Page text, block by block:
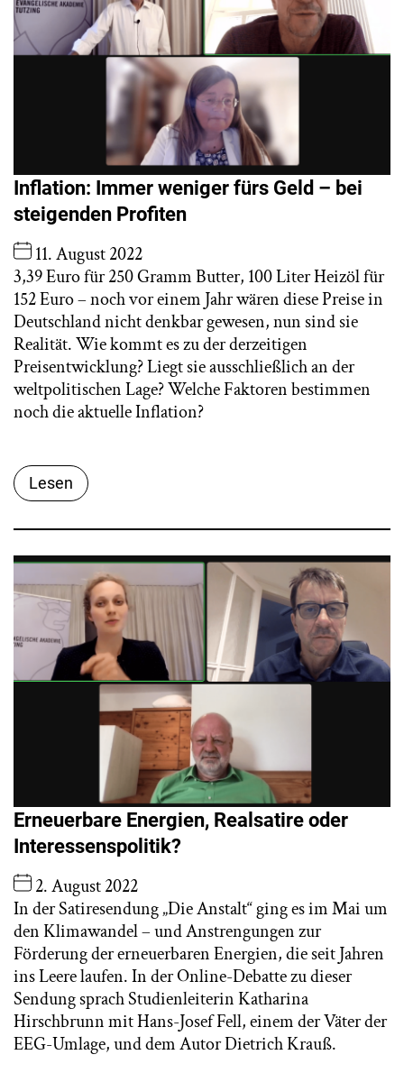
Inflation: Immer weniger fürs Geld – bei
steigenden Profiten
11. August 2022
3,39 Euro für 250 Gramm Butter, 100 Liter Heizöl für
152 Euro – noch vor einem Jahr wären diese Preise in
Deutschland nicht denkbar gewesen, nun sind sie
Realität. Wie kommt es zu der derzeitigen
Preisentwicklung? Liegt sie ausschließlich an der
weltpolitischen Lage? Welche Faktoren bestimmen
noch die aktuelle Inflation?
Lesen
Erneuerbare Energien, Realsatire oder
Interessenspolitik?
2. August 2022
In der Satiresendung „Die Anstalt“ ging es im Mai um
den Klimawandel – und Anstrengungen zur
Förderung der erneuerbaren Energien, die seit Jahren
ins Leere laufen. In der Online-Debatte zu dieser
Sendung sprach Studienleiterin Katharina
Hirschbrunn mit Hans-Josef Fell, einem der Väter der
EEG-Umlage, und dem Autor Dietrich Krauß.